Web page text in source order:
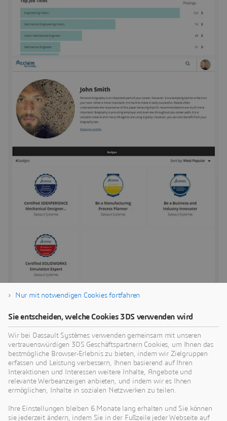
Wie es funktioniert
Das Ändern und Teilen Ihrer digitalen Badges ist
ganz einfach, folgen Sie einfach diesen Schritten.
Wenn Sie eine Zertifizierung erreicht haben,
erhalten Sie eine E-Mail von der Acclaim-
Badge zu beantragen.
Nur mit notwendigen Cookies fortfahren
Sie entscheiden, welche Cookies 3DS verwenden wird
Wir bei Dassault Systèmes verwenden gemeinsam mit unseren
vertrauenswürdigen 3DS Geschäftspartnern Cookies, um Ihnen das
bestmögliche Browser-Erlebnis zu bieten, indem wir Zielgruppen
erfassen und Leistung verbessern, Ihnen basierend auf Ihren
Interaktionen und Interessen weitere Inhalte, Angebote und
relevante Werbeanzeigen anbieten, und indem wir es Ihnen
ermöglichen, Inhalte in sozialen Netzwerken zu teilen.
Ihre Einstellungen bleiben 6 Monate lang erhalten und Sie können
sie jederzeit ändern, indem Sie in der Fußzeile jeder Webseite auf